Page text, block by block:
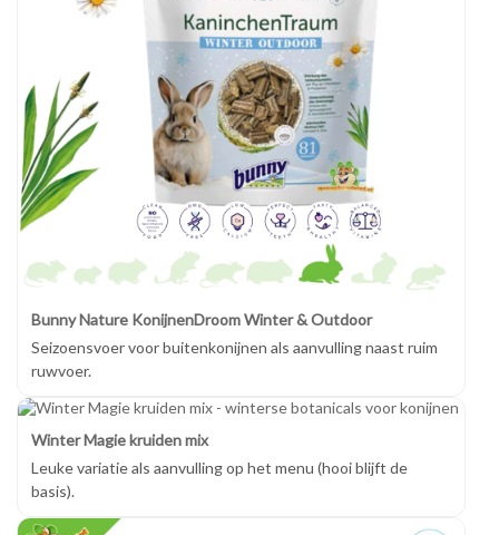
Bunny Nature KonijnenDroom Winter & Outdoor
Seizoensvoer voor buitenkonijnen als aanvulling naast ruim
ruwvoer.
Winter Magie kruiden mix
Leuke variatie als aanvulling op het menu (hooi blijft de
basis).